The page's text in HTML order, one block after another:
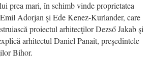
prea mari, în schimb vinde proprietatea
Adorjan şi Ede Kenez-Kurlander, care
proiectul arhitecţilor Dezső Jakab şi
arhitectul Daniel Panait, preşedintele
Bihor.